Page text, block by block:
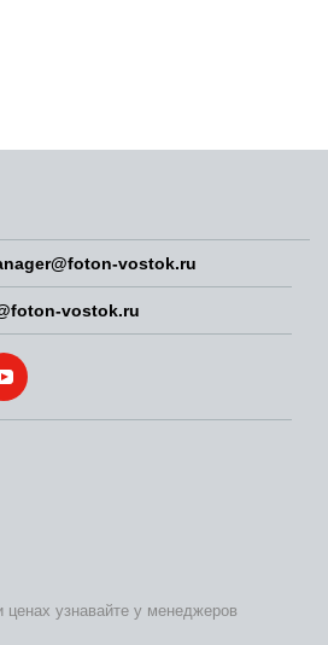
vostok.ru
vostok.ru
узнавайте у менеджеров